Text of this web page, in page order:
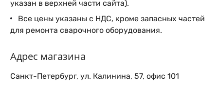
указан в верхней части сайта).
Все цены указаны с НДС, кроме запасных частей
для ремонта сварочного оборудования.
Адрес магазина
Санкт-Петербург, ул. Калинина, 57, офис 101